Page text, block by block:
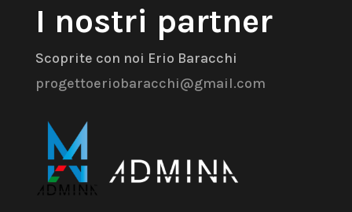
I nostri partner
Scoprite con noi Erio Baracchi
progettoeriobaracchi@gmail.com